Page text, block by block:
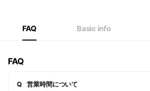
FAQ Basic info
FAQ
Q
営業時間について